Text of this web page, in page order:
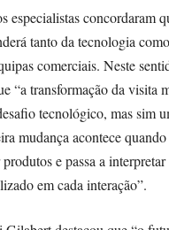
especialistas concordaram
tanto da tecnologia
comerciais. Neste
“a transformação da visita
tecnológico, mas sim
mudança acontece
e passa a
em cada interação”.